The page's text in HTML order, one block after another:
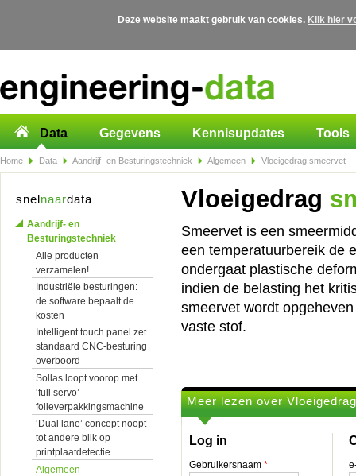
Deze website maakt gebruik van cookies. Klik hier
Data Gegevens Kennisupdates Tools
Home Data Aandrijf- en Besturingstechniek Algemeen Vloeigedrag smeervet
snelnaardata
Aandrijf- en
Besturingstechniek
Alle producten
verzamelen!
Industriële besturingen:
de software bepaalt de
kosten
Intelligent touch panel zet
standaard CNC-besturing
overboord
Sollas loopt voorop met
‘full servo’
folieverpakkingsmachine
‘Dual lane’ concept noopt
tot andere blik op
printplaatdetectie
Algemeen
Vloeigedrag
Smeervet is een
een temperatuurbereik de
ondergaat plastische
indien de belasting het
smeervet wordt
vaste stof.
Meer lezen over
Log in
Gebruikersnaam *